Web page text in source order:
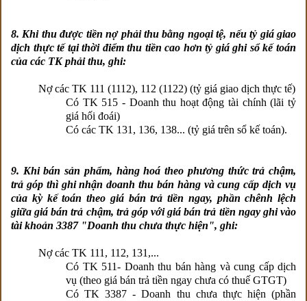
8. Khi thu được tiền nợ phải thu bằng ngoại tệ, nếu tỷ giá giao
dịch thực tế tại thời điểm thu tiền cao hơn tỷ giá ghi sổ kế toán
của các TK phải thu, ghi:
Nợ các TK 111 (1112), 112 (1122) (tỷ giá giao dịch thực tế)
Có TK 515 - Doanh thu hoạt động tài chính (lãi tỷ
giá hối đoái)
Có các TK 131, 136, 138... (tỷ giá trên sổ kế toán).
9. Khi bán sản phẩm, hàng hoá theo phương thức trả chậm,
trả góp thì ghi nhận doanh thu bán hàng và cung cấp dịch vụ
của kỳ kế toán theo giá bán trả tiền ngay, phần chênh lệch
giữa giá bán trả chậm, trả góp với giá bán trả tiền ngay ghi vào
tài khoản 3387 "Doanh thu chưa thực hiện", ghi:
Nợ các TK 111, 112, 131,...
Có TK 511- Doanh thu bán hàng và cung cấp dịch
vụ (theo giá bán trả tiền ngay chưa có thuế GTGT)
Có TK 3387 - Doanh thu chưa thực hiện (phần